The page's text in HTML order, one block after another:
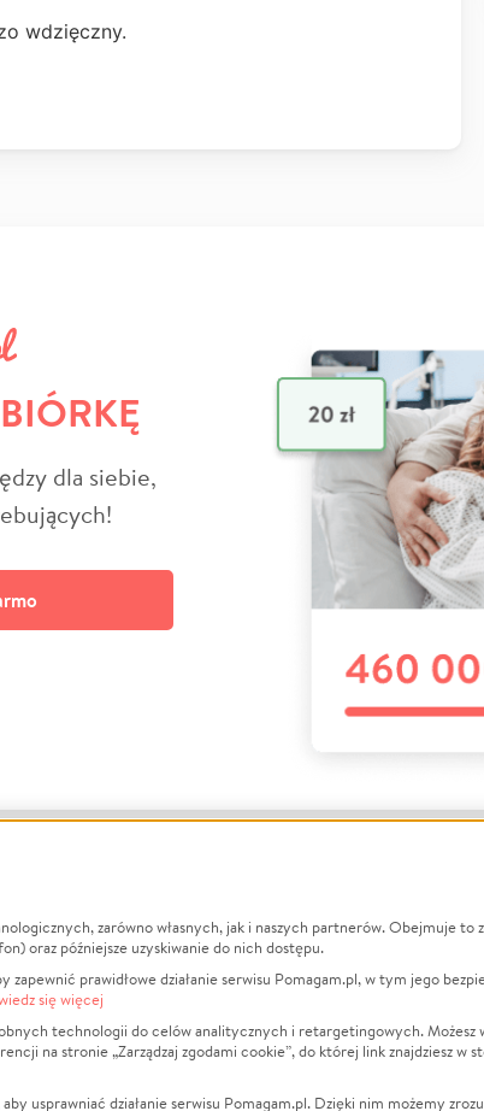
wdzięczny.
dla siebie,
O nas
Opinie
Raporty
Za darmo
Pożar
zarówno własnych, jak i naszych partnerów. Obejmuje
oraz późniejsze uzyskiwanie do nich dostępu.
prawidłowe działanie serwisu Pomagam.pl, w tym jego
się więcej
technologii do celów analitycznych i retargetingowych. Możesz
na stronie „Zarządzaj zgodami cookie”, do której link znajdziesz w
usprawniać działanie serwisu Pomagam.pl. Dzięki nim możemy